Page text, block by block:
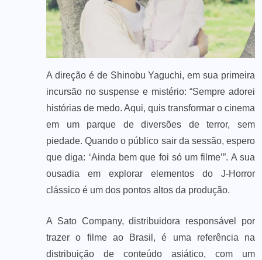
A direção é de Shinobu Yaguchi, em sua primeira
incursão no suspense e mistério: “Sempre adorei
histórias de medo. Aqui, quis transformar o cinema
em um parque de diversões de terror, sem
piedade. Quando o público sair da sessão, espero
que diga: ‘Ainda bem que foi só um filme’”. A sua
ousadia em explorar elementos do J-Horror
clássico é um dos pontos altos da produção.
A Sato Company, distribuidora responsável por
trazer o filme ao Brasil, é uma referência na
distribuição de conteúdo asiático, com um